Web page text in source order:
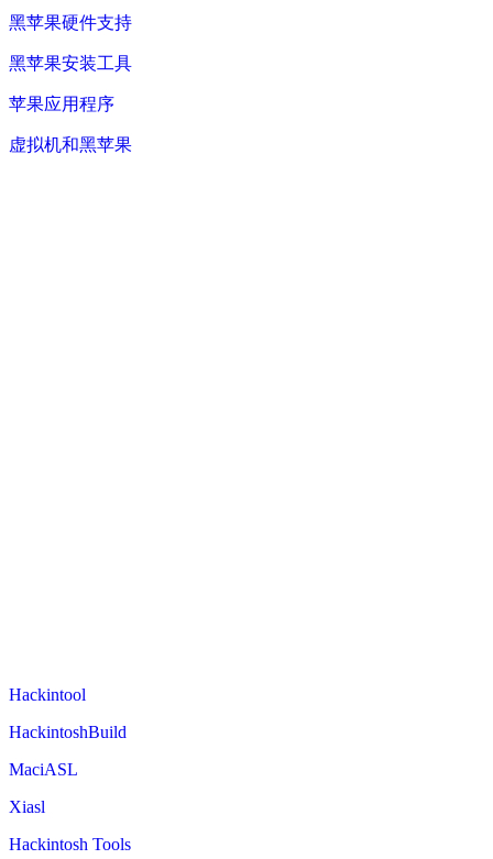
黑苹果硬件支持
黑苹果安装工具
苹果应用程序
虚拟机和黑苹果
Hackintool
HackintoshBuild
MaciASL
Xiasl
Hackintosh Tools